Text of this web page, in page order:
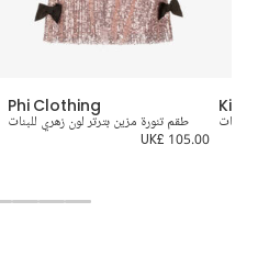
Phi Clothing
طقم تنورة مزين بترتر لون زهري للبنات
UK£ 105.00
للبنات